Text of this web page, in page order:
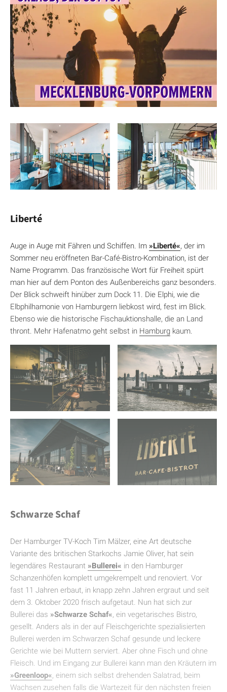
Liberté
Auge in Auge mit Fähren und Schiffen. Im »Liberté«, der im
Sommer neu eröffneten Bar-Café-Bistro-Kombination, ist der
Name Programm. Das französische Wort für Freiheit spürt
man hier auf dem Ponton des Außenbereichs ganz besonders.
Der Blick schweift hinüber zum Dock 11. Die Elphi, wie die
Elbphilhamonie von Hamburgern liebkost wird, fest im Blick.
Ebenso wie die historische Fischauktionshalle, die an Land
thront. Mehr Hafenatmo geht selbst in Hamburg kaum.
Schwarze Schaf
Der Hamburger TV-Koch Tim Mälzer, eine Art deutsche
Variante des britischen Starkochs Jamie Oliver, hat sein
legendäres Restaurant »Bullerei« in den Hamburger
Schanzenhöfen komplett umgekrempelt und renoviert. Vor
fast 11 Jahren erbaut, in knapp zehn Jahren ergraut und seit
dem 3. Oktober 2020 frisch aufgetaut. Nun hat sich zur
Bullerei das »Schwarze Schaf«, ein vegetarisches Bistro,
gesellt. Anders als in der auf Fleischgerichte spezialisierten
Bullerei werden im Schwarzen Schaf gesunde und leckere
Gerichte wie bei Muttern serviert. Aber ohne Fisch und ohne
Fleisch. Und im Eingang zur Bullerei kann man den Kräutern im
»Greenloop«, einem sich selbst drehenden Salatrad, beim
Wachsen zusehen falls die Wartezeit für den nächsten freien